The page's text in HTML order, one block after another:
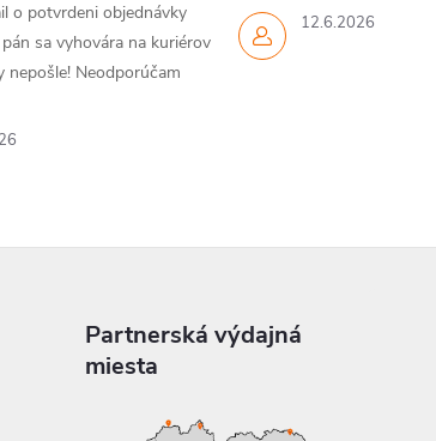
o potvrdeni objednávky
sa vyhovára na kuriérov
nepošle! Neodporúčam
12.6.2026
Partnerská výdajná
miesta